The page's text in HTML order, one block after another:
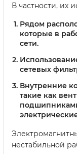
В частности, их
Рядом
которые в
сети.
сетевых
Внутренние
такие как
нестабильной